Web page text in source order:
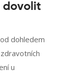
dovolit
dohledem
u